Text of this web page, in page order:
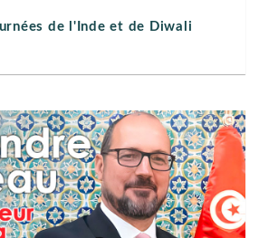
de l'Inde et de Diwali